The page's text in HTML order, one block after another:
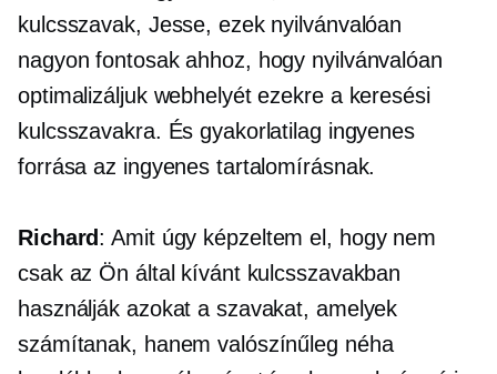
kulcsszavak, Jesse, ezek nyilvánvalóan
nagyon fontosak ahhoz, hogy nyilvánvalóan
optimalizáljuk webhelyét ezekre a keresési
kulcsszavakra. És gyakorlatilag ingyenes
forrása az ingyenes tartalomírásnak.
Richard: Amit úgy képzeltem el, hogy nem
csak az Ön által kívánt kulcsszavakban
használják azokat a szavakat, amelyek
számítanak, hanem valószínűleg néha